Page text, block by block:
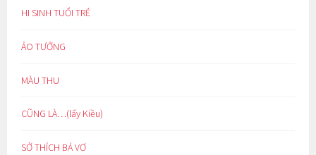
HI SINH TUỔI TRẺ
ẢO TƯỞNG
MÀU THU
CŨNG LÀ…(lẩy Kiều)
SỞ THÍCH BÁ VƠ